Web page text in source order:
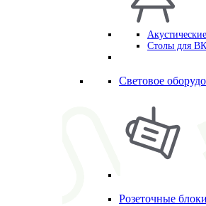
Столы для
Световое
Розеточные блоки